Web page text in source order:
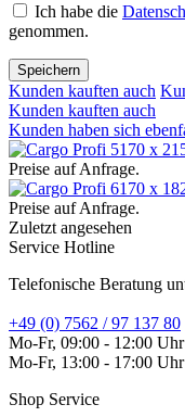
Ich habe die
genommen.
Speichern
Kunden kauften auch
Kunden kauften auch
Kunden haben sich
Preise auf Anfrage.
Preise auf Anfrage.
Zuletzt angesehen
Service Hotline
Telefonische Beratung
+49 (0) 7562 / 97 137 80
Mo-Fr, 09:00 - 12:00 Uhr
Mo-Fr, 13:00 - 17:00 Uhr
Shop Service